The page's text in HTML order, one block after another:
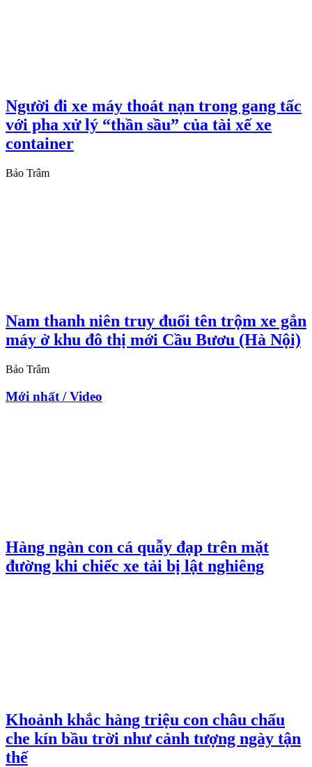
Người đi xe máy thoát nạn trong gang tấc
với pha xử lý “thần sầu” của tài xế xe
container
Bảo Trâm
Nam thanh niên truy đuổi tên trộm xe gắn
máy ở khu đô thị mới Cầu Bươu (Hà Nội)
Bảo Trâm
Mới nhất / Video
Hàng ngàn con cá quẫy đạp trên mặt
đường khi chiếc xe tải bị lật nghiêng
Khoảnh khắc hàng triệu con châu chấu
che kín bầu trời như cảnh tượng ngày tận
thế